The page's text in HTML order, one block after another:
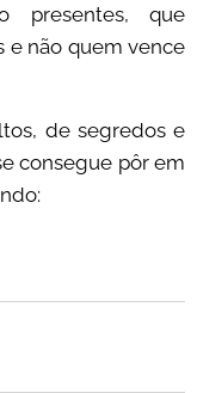
presentes, que
e não quem vence
de segredos e
consegue pôr em